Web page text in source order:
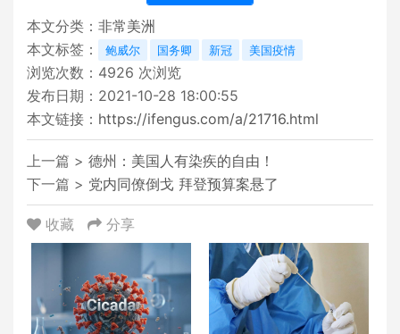
本文分类： 非常美洲
本文标签：
鲍威尔 国务卿 新冠 美国疫情
浏览次数： 4926 次浏览
发布日期：2021-10-28 18:00:55
本文链接： https://ifengus.com/a/21716.html
上一篇 > 德州：美国人有染疾的自由！
下一篇 > 党内同僚倒戈 拜登预算案悬了
收藏 分享